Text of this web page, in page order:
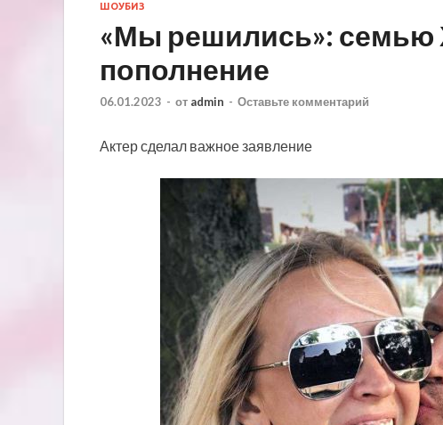
ШОУБИЗ
«Мы решились»: семью
пополнение
06.01.2023 - от admin - Оставьте комментарий
Актер сделал важное заявление